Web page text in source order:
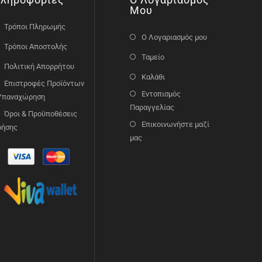
Τρόποι Πληρωμής
Τρόποι Αποστολής
Πολιτική Απορρήτου
Επιστροφές Προϊόντων
Όροι & Προϋποθέσεις
Μου
Ο Λογαριασμός μου
Ταμείο
Καλάθι
Εντοπισμός
Παραγγελίας
Επικοινωνήστε μαζί
μας